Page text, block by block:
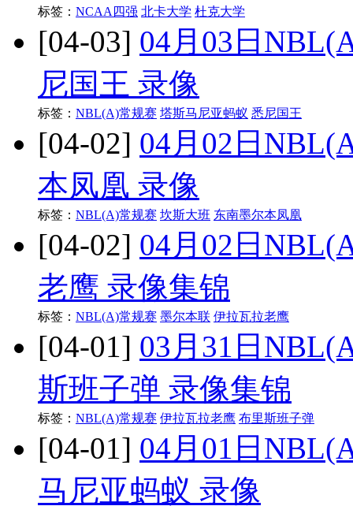
标签： NCAA四强 北卡大学 杜克大学
[04-03] 04月03日
尼国王 录像
标签： NBL(A)常规赛 塔斯马尼亚蚂蚁 悉尼国王
[04-02] 04月02日
本凤凰 录像
标签： NBL(A)常规赛 坎斯大班 东南墨尔本凤凰
[04-02] 04月02日
老鹰 录像集锦
标签： NBL(A)常规赛 墨尔本联 伊拉瓦拉老鹰
[04-01] 03月31日
斯班子弹 录像集锦
标签： NBL(A)常规赛 伊拉瓦拉老鹰 布里斯班子弹
[04-01] 04月01日
马尼亚蚂蚁 录像